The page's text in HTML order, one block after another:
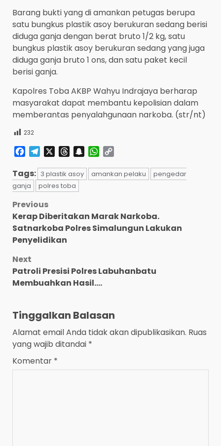
Barang bukti yang di amankan petugas berupa
satu bungkus plastik asoy berukuran sedang berisi
diduga ganja dengan berat bruto 1/2 kg, satu
bungkus plastik asoy berukuran sedang yang juga
diduga ganja bruto 1 ons, dan satu paket kecil
berisi ganja.
Kapolres Toba AKBP Wahyu Indrajaya berharap
masyarakat dapat membantu kepolisian dalam
memberantas penyalahgunaan narkoba. (str/nt)
232
Facebook
TelegramThreadsSnapchatWhatsApp
Tags: 3 plastik asoy amankan pelaku
pengedar
ganja
polres toba
Post
navigation
Previous
Kerap Diberitakan Marak Narkoba.
Satnarkoba Polres Simalungun Lakukan
Penyelidikan
Next
Patroli Presisi Polres Labuhanbatu
Membuahkan Hasil….
Tinggalkan Balasan
Alamat email Anda tidak akan dipublikasikan. Ruas
yang wajib ditandai *
Komentar *